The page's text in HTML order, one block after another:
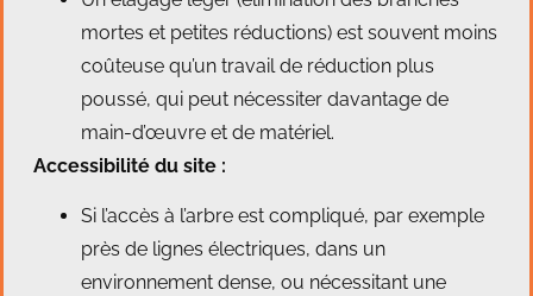
mortes et petites réductions) est souvent moins
coûteuse qu’un travail de réduction plus
poussé, qui peut nécessiter davantage de
main-d’œuvre et de matériel.
Accessibilité du site :
Si l’accès à l’arbre est compliqué, par exemple
près de lignes électriques, dans un
environnement dense, ou nécessitant une